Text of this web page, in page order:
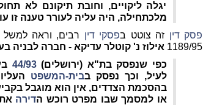
יגלה ליקויים, וחובת תיקונם לא
מלכתחילה, היה עליה לעורר טענה זו
פסק דין זה צוטט בפסקי דין רבים, וראה
1189/95 אילוז נ' קוטלר עדיקא - חברה לבניה
כפי שנפסק בת"א (ירושלים)44/93
לעיל, וכך נפסק בבית-המשפט
בהסכמת הצדדים, אין הוא מוגבל
או למסמך שבו מפרט רוכש הדירה